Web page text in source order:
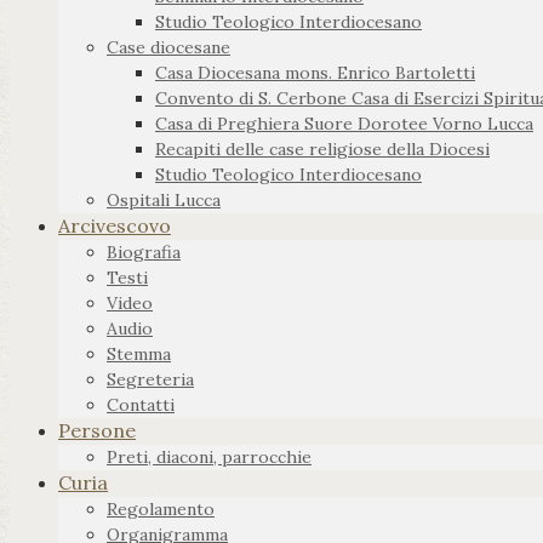
Studio Teologico Interdiocesano
Case diocesane
Casa Diocesana mons. Enrico Bartoletti
Convento di S. Cerbone Casa di Esercizi
Casa di Preghiera Suore Dorotee Vorno Lucca
Recapiti delle case religiose della Diocesi
Studio Teologico Interdiocesano
Ospitali Lucca
Arcivescovo
Biografia
Testi
Video
Audio
Stemma
Segreteria
Contatti
Persone
Preti, diaconi, parrocchie
Curia
Regolamento
Organigramma